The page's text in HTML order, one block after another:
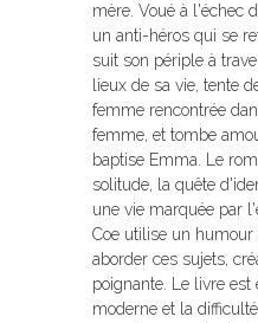
mère. Voué à l'échec
un anti-héros qui se
suit son périple à
lieux de sa vie, tente
femme rencontrée
femme, et tombe
baptise Emma. Le
solitude, la quête
une vie marquée par
Coe utilise un
aborder ces sujets,
poignante. Le livre
moderne et la